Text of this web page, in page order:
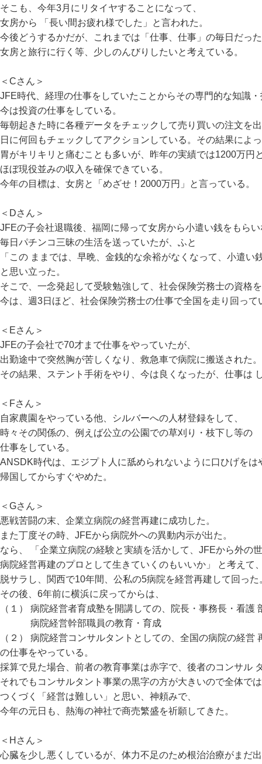
そこも、今年3月にリタイヤすることになって、
女房から 「長い間お疲れ様でした」と言われた。
今後どうするかだが、これまでは「仕事、仕事」の毎日だっ
女房と旅行に行く等、少しのんびりしたいと考えている。
＜Cさん＞
JFE時代、経理の仕事をしていたことからその専門的な知識
今は投資の仕事をしている。
毎朝起きた時に各種データをチェックして売り買いの注文を
日に何回もチェックしてアクションしている。その結果によ
胃がキリキリと痛むことも多いが、昨年の実績では1200万円
ほぼ現役並みの収入を確保できている。
今年の目標は、女房と「めざせ！2000万円」と言っている。
＜Dさん＞
JFEの子会社退職後、福岡に帰って女房から小遣い銭をもら
毎日パチンコ三昧の生活を送っていたが、 ふと
「この ままでは、早晩、金銭的な余裕がなくなって、小遣い
と思い立った。
そこで、一念発起して受験勉強して、社会保険労務士の資格
今は、週3日ほど、社会保険労務士の仕事で全国を走り回っ
＜Eさん＞
JFEの子会社で70才まで仕事をやっていたが、
出勤途中で突然胸が苦しくなり、救急車で病院に搬送された
その結果、ステント手術をやり、今は良くなったが、仕事は
＜Fさん＞
自家農園をやっている他、シルバーへの人材登録をして、
時々その関係の、例えば公立の公園での草刈り・枝下し等の
仕事をしている。
ANSDK時代は、エジプト人に舐められないように口ひげをは
帰国してからすぐやめた。
＜Gさん＞
悪戦苦闘の末、企業立病院の経営再建に成功した。
また丁度その時、JFEから病院外への異動内示が出た。
なら、 「企業立病院の経験と実績を活かして、JFEから外の
病院経営再建のプロとして生きていくのもいいか」 と考えて
脱サラし、関西で10年間、公私の5病院を経営再建して回っ
その後、6年前に横浜に戻ってからは、
（１） 病院経営者育成塾を開講しての、院長・事務長・看護
病院経営幹部職員の教育・育成
（２） 病院経営コンサルタントとしての、全国の病院の経営
の仕事をやっている。
採算で見た場合、前者の教育事業は赤字で、後者のコンサル
それでもコンサルタント事業の黒字の方が大きいので全体で
つくづく「経営は難しい」と思い、神頼みで、
今年の元日も、熱海の神社で商売繁盛を祈願してきた。
＜Hさん＞
心臓を少し悪くしているが、体力不足のため根治治療がまだ